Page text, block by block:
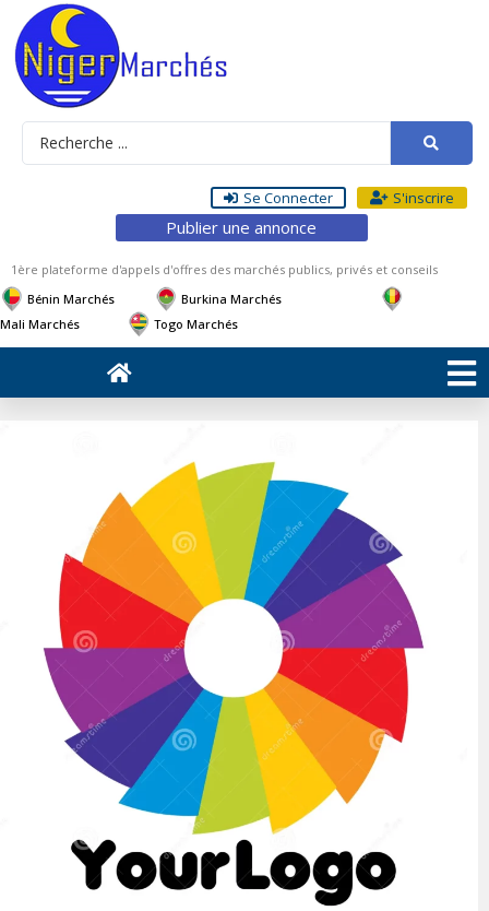
Se Connecter S'inscrire
Publier une annonce
1ère plateforme d'appels d'offres des marchés publics, privés et conseils
Bénin Marchés
Burkina Marchés
Mali Marchés
Togo Marchés